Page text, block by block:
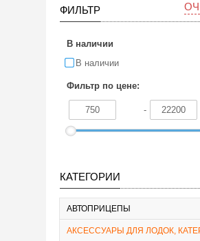
ФИЛЬТР
В наличии
В наличии
Фильтр по цене:
-
КАТЕГОРИИ
АВТОПРИЦЕПЫ
АКСЕССУАРЫ ДЛЯ ЛОДОК,